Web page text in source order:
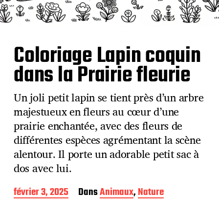
Coloriage Lapin coquin
dans la Prairie fleurie
Un joli petit lapin se tient près d’un arbre
majestueux en fleurs au cœur d’une
prairie enchantée, avec des fleurs de
différentes espèces agrémentant la scène
alentour. Il porte un adorable petit sac à
dos avec lui.
D
a
février 3, 2025 DansAnimaux,Nature